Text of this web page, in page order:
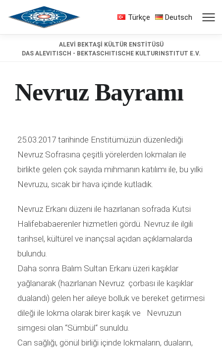
Türkçe Deutsch
ALEVİ BEKTAŞİ KÜLTÜR ENSTİTÜSÜ
DAS ALEVITISCH - BEKTASCHITISCHE KULTURINSTITUT E.V.
Nevruz Bayramı
25.03.2017 tarihinde Enstitümüzün düzenlediği
Nevruz Sofrasına çeşitli yörelerden lokmaları ile
birlikte gelen çok sayıda mihmanın katılımı ile, bu yılki
Nevruzu, sıcak bir hava içinde kutladık.
Nevruz Erkanı düzeni ile hazırlanan sofrada Kutsi
Halifebabaerenler hizmetleri gördü. Nevruz ile ilgili
tarihsel, kültürel ve inançsal açıdan açıklamalarda
bulundu.
Daha sonra Balım Sultan Erkanı üzeri kaşıklar
yağlanarak (hazırlanan Nevruz çorbası ile kaşıklar
dualandı) gelen her aileye bolluk ve bereket getirmesi
dileği ile lokma olarak birer kaşık ve Nevruzun
simgesi olan “Sümbül“ sunuldu.
Can sağlığı, gönül birliği içinde lokmaların, duaların,